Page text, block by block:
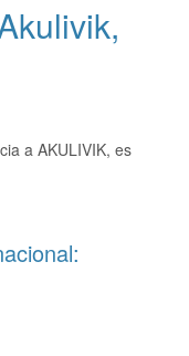
a AKULIVIK, es